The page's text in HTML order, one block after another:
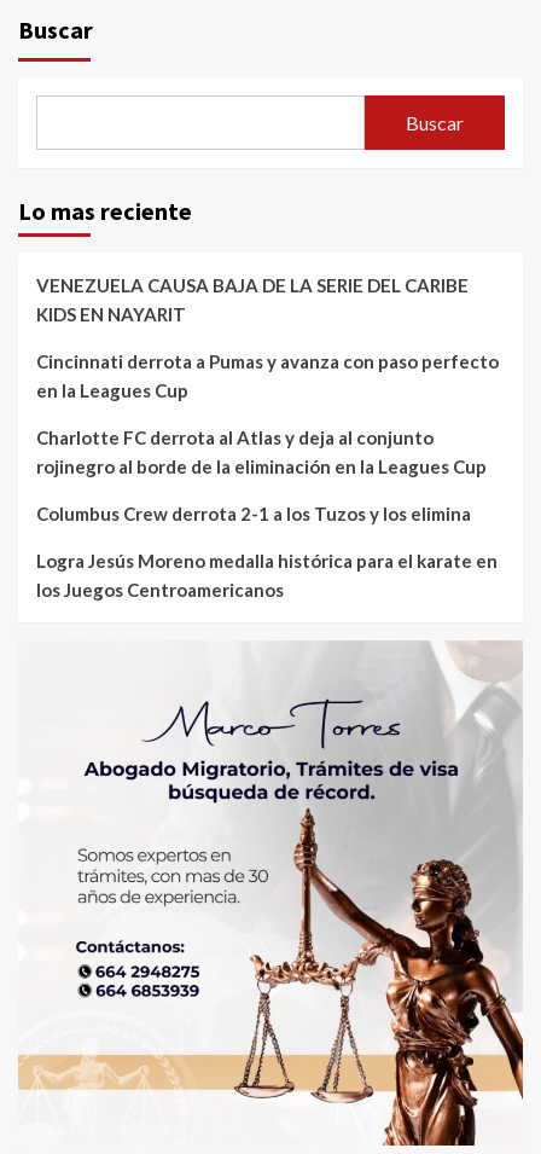
Buscar
Buscar
Lo mas reciente
VENEZUELA CAUSA BAJA DE LA SERIE DEL CARIBE
KIDS EN NAYARIT
Cincinnati derrota a Pumas y avanza con paso perfecto
en la Leagues Cup
Charlotte FC derrota al Atlas y deja al conjunto
rojinegro al borde de la eliminación en la Leagues Cup
Columbus Crew derrota 2-1 a los Tuzos y los elimina
Logra Jesús Moreno medalla histórica para el karate en
los Juegos Centroamericanos